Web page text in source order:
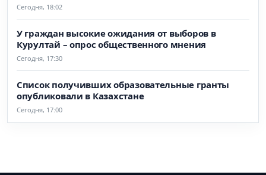
Сегодня, 18:02
У граждан высокие ожидания от выборов в
Курултай – опрос общественного мнения
Сегодня, 17:30
Список получивших образовательные гранты
опубликовали в Казахстане
Сегодня, 17:00